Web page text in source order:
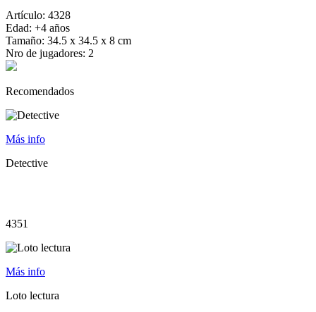
Artículo: 4328
Edad: +4 años
Tamaño: 34.5 x 34.5 x 8 cm
Nro de jugadores: 2
Recomendados
Más info
Detective
4351
Más info
Loto lectura